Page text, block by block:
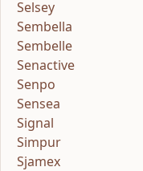
Selsey
Sembella
Sembelle
Senactive
Senpo
Sensea
Signal
Simpur
Sjamex